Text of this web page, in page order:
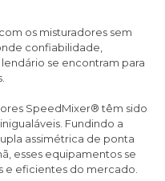
os misturadores sem
confiabilidade,
se encontram para
SpeedMixer® têm sido
Fundindo a
assimétrica de ponta
esses equipamentos se
e eficientes do mercado.